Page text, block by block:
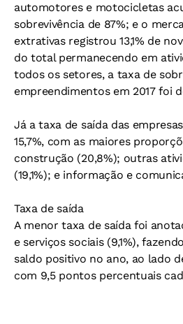
automotores e motocicletas
sobrevivência de 87%; e o
extrativas registrou 13,1% de
do total permanecendo em
todos os setores, a taxa de
empreendimentos em 2017 foi
Já a taxa de saída das
15,7%, com as maiores
construção (20,8%); outras
(19,1%); e informação e
Taxa de saída
A menor taxa de saída foi
e serviços sociais (9,1%),
saldo positivo no ano, ao lado
com 9,5 pontos percentuais